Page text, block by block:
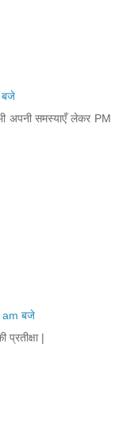
बजे
अपनी समस्याएँ लेकर PM
am बजे
|